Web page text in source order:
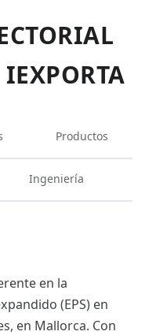
IEXPORTA
Productos
Ingeniería
en la
(EPS) en
en Mallorca. Con